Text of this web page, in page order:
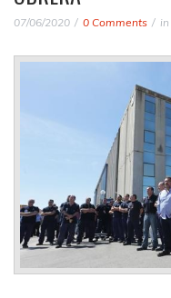
07/06/2020 0 Comments in